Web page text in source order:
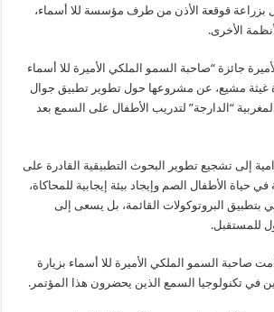
بزراعة قوقعة الأذن من طرف مؤسسة للا أسماء،
الأخرى.
جائزة “صاحبة السمو الملكي الأميرة للا أسماء
غيثة مشيع، عن مشروعها حول تطوير تطبيق جوال
“الدارجة” لتدريب الأطفال على السمع بعد
إلى تشجيع تطوير البحوث التطبيقية القادرة على
حياة الأطفال الصم وإيجاد بيئة إيجابية للمحاكاة،
بتطبيق البروتوكولات القائمة، بل يسعى إلى
للمستقبل.
صاحبة السمو الملكي الأميرة للا أسماء بزيارة
في تكنولوجيا السمع الذين يحضرون هذا المؤتمر.